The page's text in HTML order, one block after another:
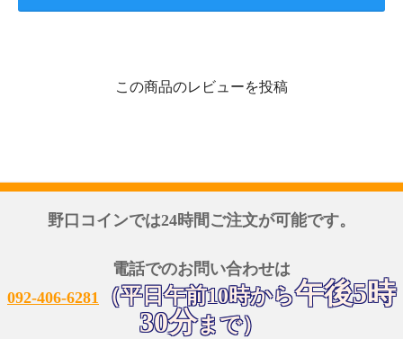
この商品のレビューを投稿
野口コインでは24時間ご注文が可能です。
電話でのお問い合わせは
092-406-6281
（平日午前10時から午後5時
30分まで）